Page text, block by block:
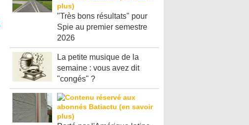
"Très bons résultats" pour
Spie au premier semestre
2026
La petite musique de la
semaine : vous avez dit
"congés" ?